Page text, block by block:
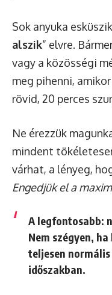
Sok anyuka
alszik” elvre.
vagy a közösségi
meg pihenni,
rövid, 20 perces
Ne érezzük
mindent
várhat, a lényeg,
Engedjük el a
A legfontosabb:
Nem szégyen,
teljesen normális
időszakban.